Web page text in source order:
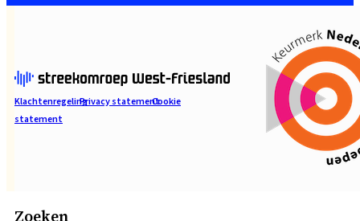
KlachtenregelingPrivacy statementCookie
statement
Zoeken